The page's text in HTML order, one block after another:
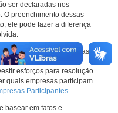
ser declaradas nos
O preenchimento dessas
ele pode fazer a diferença
em face de empresas
assumiram
esforços para resolução
quais empresas participam
Participantes.
basear em fatos e